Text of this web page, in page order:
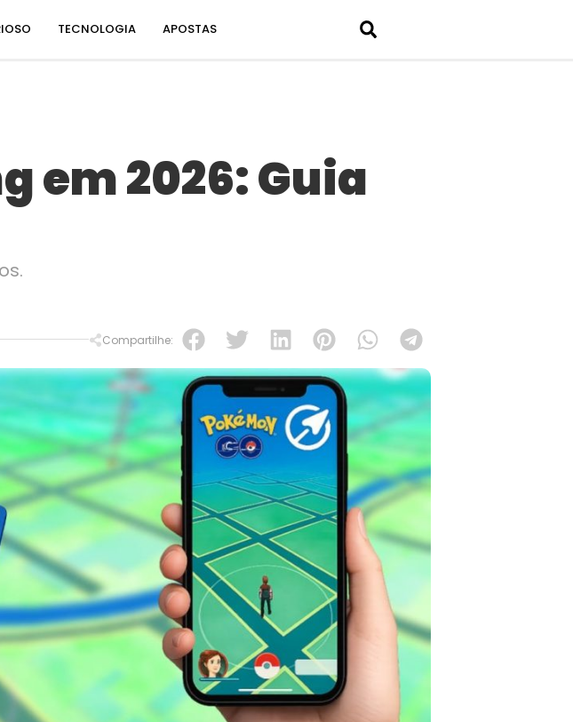
TECNOLOGIA APOSTAS
em 2026: Guia
Compartilhe: